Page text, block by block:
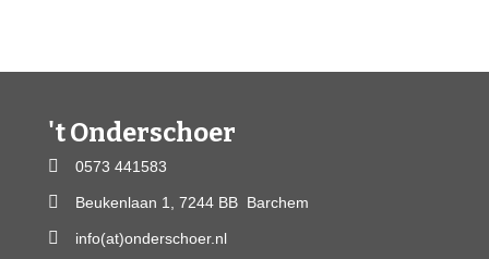
't Onderschoer
0573 441583
Beukenlaan 1, 7244 BB Barchem
info(at)onderschoer.nl